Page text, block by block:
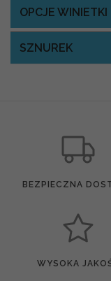
OPCJE WINIETKI
SZNUREK
BEZPIECZNA
WYSOKA